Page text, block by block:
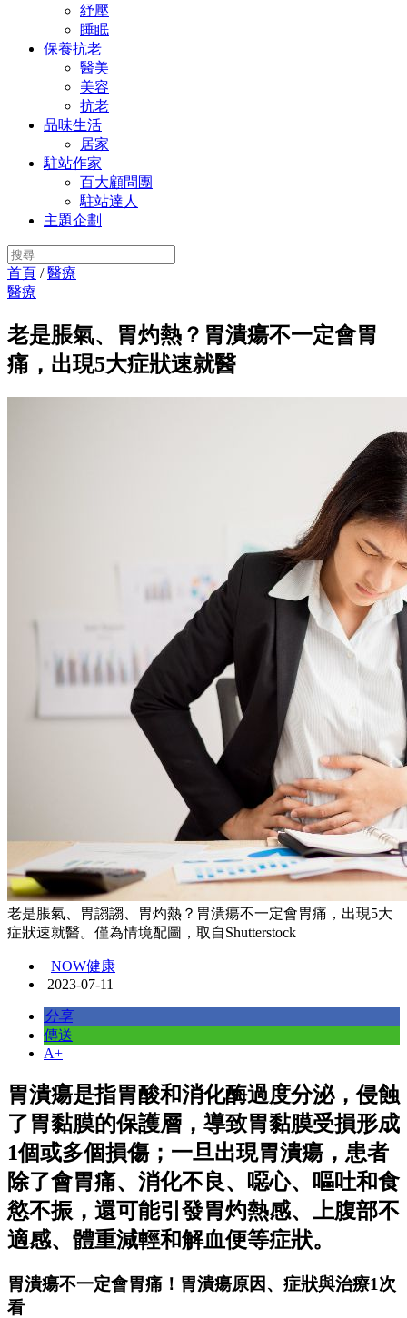
紓壓
睡眠
保養抗老
醫美
美容
抗老
品味生活
居家
駐站作家
百大顧問團
駐站達人
主題企劃
首頁 /醫療
醫療
老是脹氣、胃灼熱？胃潰瘍不一定會胃
痛，出現5大症狀速就醫
老是脹氣、胃謅謅、胃灼熱？胃潰瘍不一定會胃痛，出現5大
症狀速就醫。僅為情境配圖，取自Shutterstock
NOW健康
2023-07-11
分享
傳送
A+
胃潰瘍是指胃酸和消化酶過度分泌，侵蝕
了胃黏膜的保護層，導致胃黏膜受損形成
1個或多個損傷；一旦出現胃潰瘍，患者
除了會胃痛、消化不良、噁心、嘔吐和食
慾不振，還可能引發胃灼熱感、上腹部不
適感、體重減輕和解血便等症狀。
胃潰瘍不一定會胃痛！胃潰瘍原因、症狀與治療1次
看